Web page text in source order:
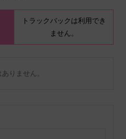
トラックバックは利用でき
ません。
りません。